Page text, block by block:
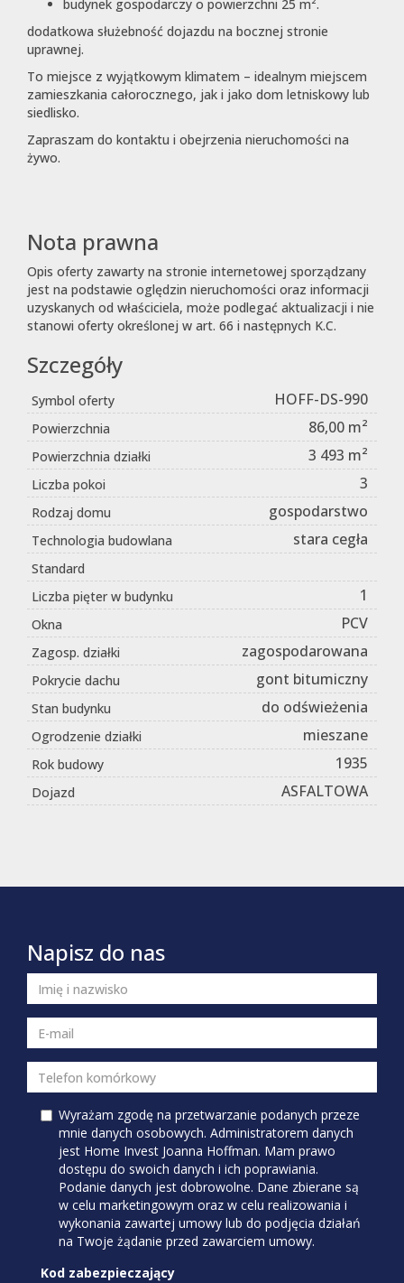
budynek gospodarczy o powierzchni 25 m².
dodatkowa służebność dojazdu na bocznej stronie
uprawnej.
To miejsce z wyjątkowym klimatem – idealnym miejscem
zamieszkania całorocznego, jak i jako dom letniskowy lub
siedlisko.
Zapraszam do kontaktu i obejrzenia nieruchomości na
żywo.
Nota prawna
Opis oferty zawarty na stronie internetowej sporządzany
jest na podstawie oględzin nieruchomości oraz informacji
uzyskanych od właściciela, może podlegać aktualizacji i nie
stanowi oferty określonej w art. 66 i następnych K.C.
Szczegóły
Symbol oferty HOFF-DS-990
Powierzchnia 86,00 m²
Powierzchnia działki 3 493 m²
Liczba pokoi 3
Rodzaj domu gospodarstwo
Technologia budowlana stara cegła
Standard
Liczba pięter w budynku
1
Okna PCV
Zagosp. działki zagospodarowana
Pokrycie dachu gont bitumiczny
Stan budynku do odświeżenia
Ogrodzenie działki mieszane
Rok budowy 1935
Dojazd ASFALTOWA
Napisz do nas
Wyrażam zgodę na przetwarzanie podanych przeze
mnie danych osobowych. Administratorem danych
jest Home Invest Joanna Hoffman. Mam prawo
dostępu do swoich danych i ich poprawiania.
Podanie danych jest dobrowolne. Dane zbierane są
w celu marketingowym oraz w celu realizowania i
wykonania zawartej umowy lub do podjęcia działań
na Twoje żądanie przed zawarciem umowy.
Kod zabezpieczający